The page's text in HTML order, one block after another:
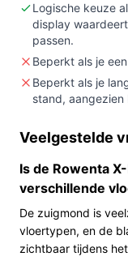
zuigkracht: in
terwijl de
verifieer bij
klopt.
opvangreservoir
reservoir dus
verlichting, wat
onder meubels te
Logische keuze
display
passen.
Beperkt als je
Beperkt als je
stand,
Veelgestelde
Is de Rowenta
verschillende
De zuigmond is
vloertypen, en de
zichtbaar tijdens